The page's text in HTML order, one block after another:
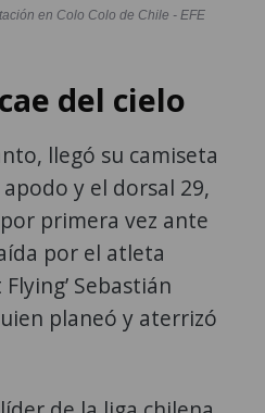
en Colo Colo de Chile - EFE
del cielo
llegó su camiseta
y el dorsal 29,
primera vez ante
por el atleta
Sebastián
planeó y aterrizó